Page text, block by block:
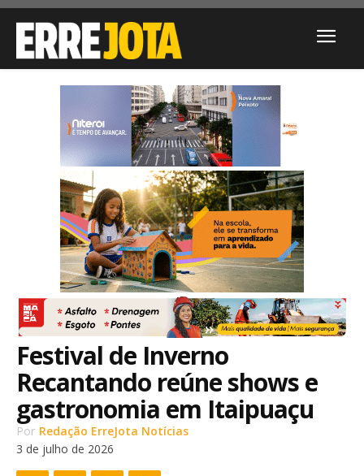
Festival de Inverno
Recantando reúne shows e
gastronomia em Itaipuaçu
Por Redação ErreJota Notícias
3 de julho de 2026